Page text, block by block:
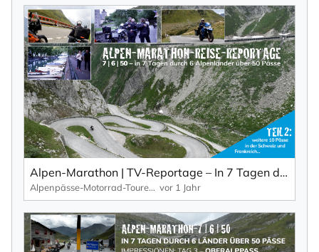
Alpen-Marathon | TV-Reportage – In 7 Tagen durch 6 Länder über 50 Pässe (Teil 2: Schweiz, Frankreich)
Alpenpässe-Motorrad-Touren: Alpen-Marathon, die TV-Reportagen vor 1 Jahr